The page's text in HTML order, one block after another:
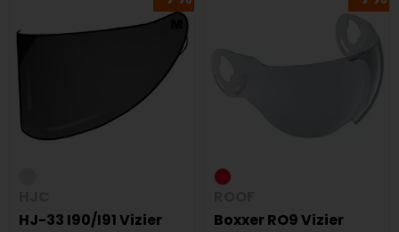
HJ-33 I90/I91 Vizier
Boxxer RO9 Vizier